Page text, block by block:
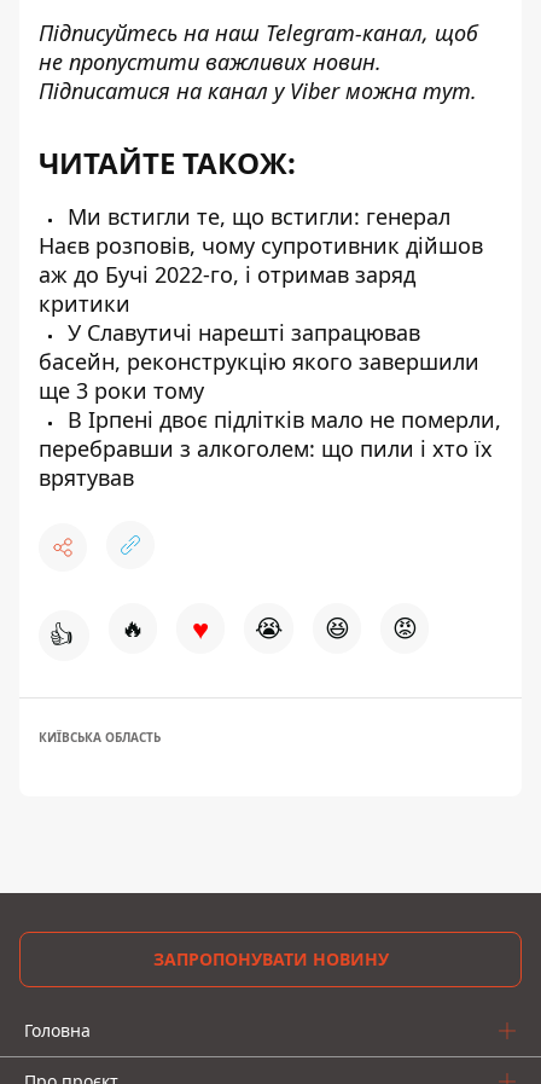
Підписуйтесь на наш Telegram-канал, щоб
не пропустити важливих новин.
Підписатися на канал у Viber можна тут.
ЧИТАЙТЕ ТАКОЖ:
Ми встигли те, що встигли: генерал
Наєв розповів, чому супротивник дійшов
аж до Бучі 2022-го, і отримав заряд
критики
У Славутичі нарешті запрацював
басейн, реконструкцію якого завершили
ще 3 роки тому
В Ірпені двоє підлітків мало не померли,
перебравши з алкоголем: що пили і хто їх
врятував
👍 🔥 ♥ 😭 😆 😡
КИЇВСЬКА ОБЛАСТЬ
ЗАПРОПОНУВАТИ НОВИНУ
Головна